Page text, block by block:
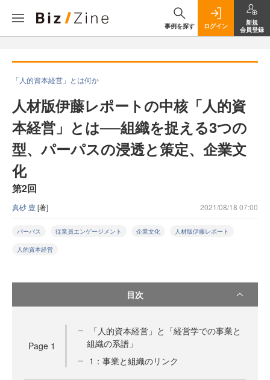
事例を探す ログイン
新規
会員登録
「人的資本経営」とは何か
人材版伊藤レポートの中核「人的資
本経営」とは──組織を捉える3つの
型、パーパスの浸透と策定、企業文
化
第2回
真砂 豊 [著] 2021/08/18 07:00
パーパス 従業員エンゲージメント 企業文化 人材版伊藤レポート
人的資本経営
目次
Page 1
「人的資本経営」と「経営学での事業と
組織の系譜」
1：事業と組織のリンク